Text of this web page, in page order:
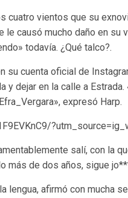
cuatro vientos que su
le causó mucho daño en su
todavía. ¿Qué talco?.
su cuenta oficial de
y dejar en la calle a
expresó Harp.
salí, con la
más de dos años, sigue
lengua, afirmó con mucha